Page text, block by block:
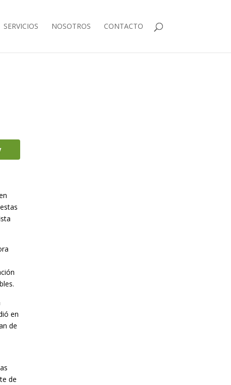
SERVICIOS NOSOTROS CONTACTO
en
de
de